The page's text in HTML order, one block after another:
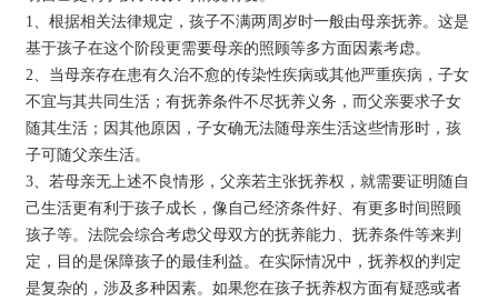
1、根据相关法律规定，孩子不满两周岁时一般由母亲抚养。这是
基于孩子在这个阶段更需要母亲的照顾等多方面因素考虑。
2、当母亲存在患有久治不愈的传染性疾病或其他严重疾病，子女
不宜与其共同生活；有抚养条件不尽抚养义务，而父亲要求子女
随其生活；因其他原因，子女确无法随母亲生活这些情形时，孩
子可随父亲生活。
3、若母亲无上述不良情形，父亲若主张抚养权，就需要证明随自
己生活更有利于孩子成长，像自己经济条件好、有更多时间照顾
孩子等。法院会综合考虑父母双方的抚养能力、抚养条件等来判
定，目的是保障孩子的最佳利益。在实际情况中，抚养权的判定
是复杂的，涉及多种因素。如果您在孩子抚养权方面有疑惑或者